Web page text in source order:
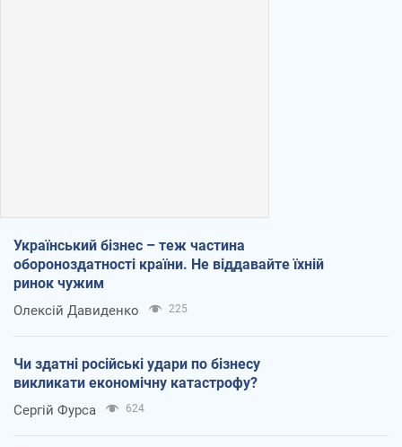
Український бізнес – теж частина
обороноздатності країни. Не віддавайте їхній
ринок чужим
Олексій Давиденко 225
Чи здатні російські удари по бізнесу
викликати економічну катастрофу?
Сергій Фурса 624